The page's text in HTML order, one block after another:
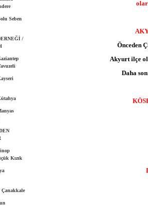
Seben
/
Kızık
Önceden
Akyurt ilçe
Daha